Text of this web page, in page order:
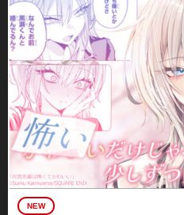
NEW